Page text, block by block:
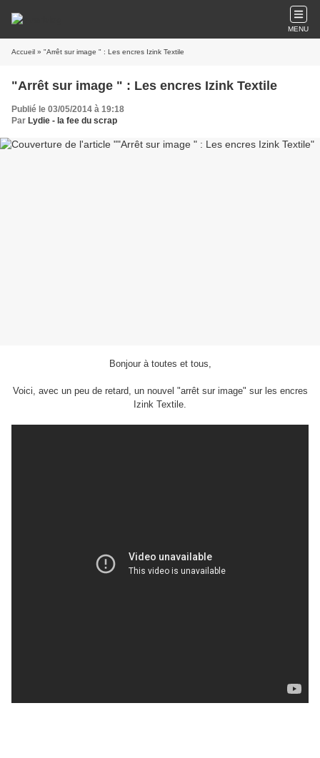
MENU
Accueil » "Arrêt sur image " : Les encres Izink Textile
"Arrêt sur image " : Les encres Izink Textile
Publié le 03/05/2014 à 19:18
Par Lydie - la fee du scrap
Bonjour à toutes et tous,
Voici, avec un peu de retard, un nouvel "arrêt sur image" sur les encres
Izink Textile.